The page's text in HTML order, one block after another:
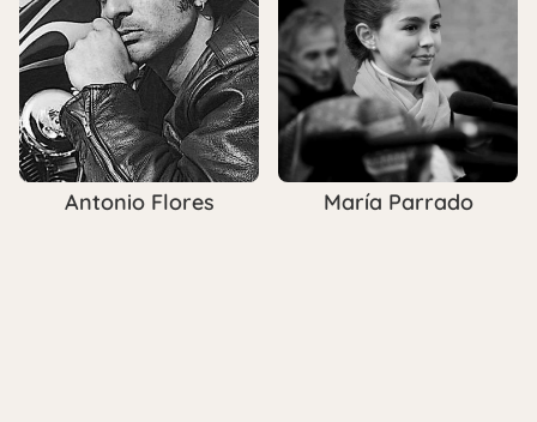
Antonio Flores María Parrado